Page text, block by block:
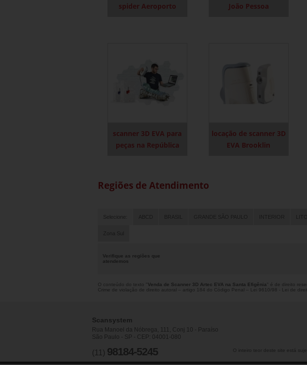
spider Aeroporto
João Pessoa
scanner 3D EVA para
peças na República
locação de scanner 3D
EVA Brooklin
Regiões de Atendimento
Selecione: ABCD BRASIL GRANDE SÃO PAULO INTERIOR
Zona Sul
Verifique as regiões que
atendemos
O conteúdo do texto " Venda de Scanner 3D Artec EVA na Santa Efigênia " é de direito
Crime de violação de direito autoral – artigo 184 do Código Penal –
Lei 9610/98 - Lei de
Scansystem
Rua Manoel da Nóbrega, 111, Conj 10 - Paraíso
São Paulo - SP - CEP: 04001-080
(11) 98184-5245 O inteiro teor deste site está